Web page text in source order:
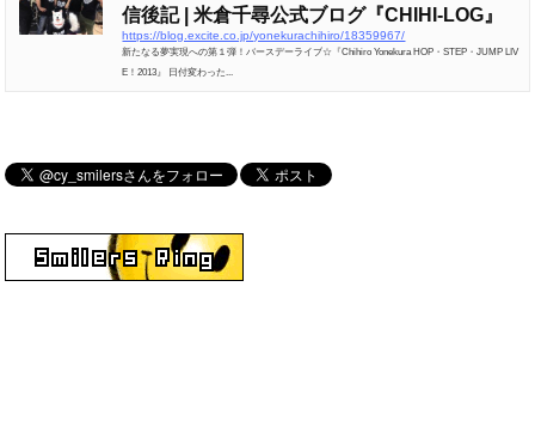
信後記 | 米倉千尋公式ブログ『CHIHI-LOG』
https://blog.excite.co.jp/yonekurachihiro/18359967/
新たなる夢実現への第１弾！バースデーライブ☆『Chihiro Yonekura HOP・STEP・JUMP LIV
E！2013』 日付変わった...